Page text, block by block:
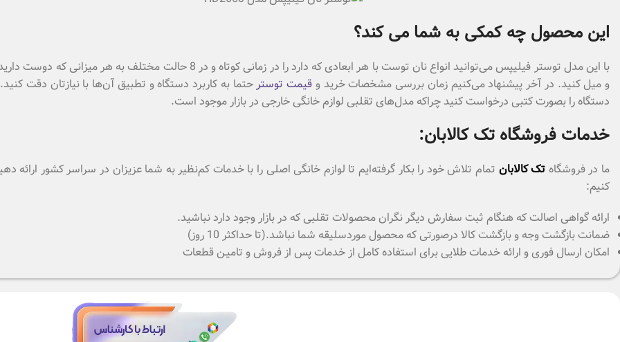
این محصول چه کمکی به شما می کند؟
با این مدل توستر فیلیپس می‌توانید انواع نان توست با هر ابعادی که دارد را
و میل کنید. در آخر پیشنهاد می‌کنیم زمان بررسی مشخصات خرید و قیمت توسترحتما به کاربرد دستگاه و تطبیق آن‌ها با نیازتان دقت
دستگاه را بصورت کتبی درخواست کنید چراکه مدل‌های تقلبی لوازم خانگی خارجی در بازار موجود است.
خدمات فروشگاه تک کالابان:
ما در فروشگاه تک کالابان تمام تلاش خود را بکار گرفته‌ایم تا لوازم خانگی اصلی را با خدمات کم‌نظیر به شما عزیزان در سراسر کشور
کنیم:
ارائه گواهی اصالت که هنگام ثبت سفارش دیگر نگران محصولات تقلبی که در بازار وجود دارد نباشید.
ضمانت بازگشت وجه و بازگشت کالا درصورتی که محصول موردسلیقه شما نباشد.(تا حداکثر 10 روز)
امکان ارسال فوری و ارائه خدمات طلایی برای استفاده کامل از خدمات پس از فروش و تامیـن قطعات